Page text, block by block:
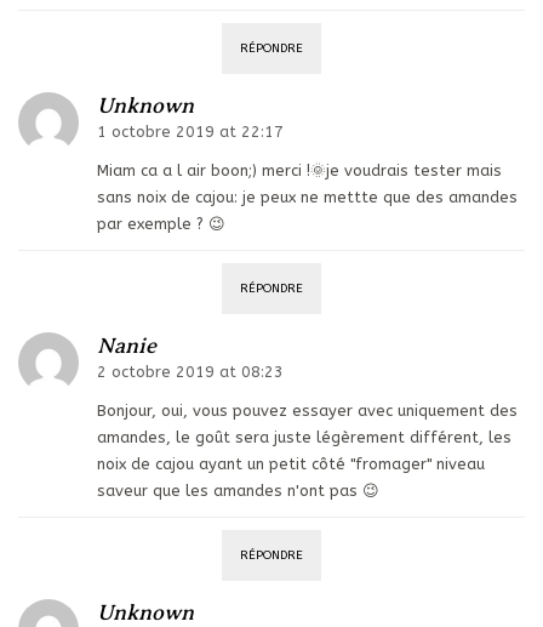
RÉPONDRE
Unknown
1 octobre 2019 at 22:17
Miam ca a l air boon;) merci !🌞je voudrais tester mais
sans noix de cajou: je peux ne mettte que des amandes
par exemple ? 😉
RÉPONDRE
Nanie
2 octobre 2019 at 08:23
Bonjour, oui, vous pouvez essayer avec uniquement des
amandes, le goût sera juste légèrement différent, les
noix de cajou ayant un petit côté "fromager" niveau
saveur que les amandes n'ont pas 😉
RÉPONDRE
Unknown